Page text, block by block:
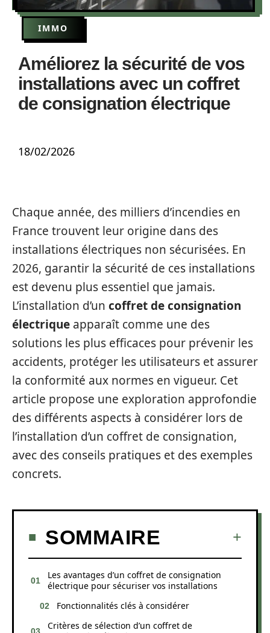
IMMO
Améliorez la sécurité de vos
installations avec un coffret
de consignation électrique
18/02/2026
Chaque année, des milliers d’incendies en
France trouvent leur origine dans des
installations électriques non sécurisées. En
2026, garantir la sécurité de ces installations
est devenu plus essentiel que jamais.
L’installation d’un coffret de consignation
électrique apparaît comme une des
solutions les plus efficaces pour prévenir les
accidents, protéger les utilisateurs et assurer
la conformité aux normes en vigueur. Cet
article propose une exploration approfondie
des différents aspects à considérer lors de
l’installation d’un coffret de consignation,
avec des conseils pratiques et des exemples
concrets.
SOMMAIRE
Les avantages d’un coffret de consignation
électrique pour sécuriser vos installations
Fonctionnalités clés à considérer
Critères de sélection d’un coffret de